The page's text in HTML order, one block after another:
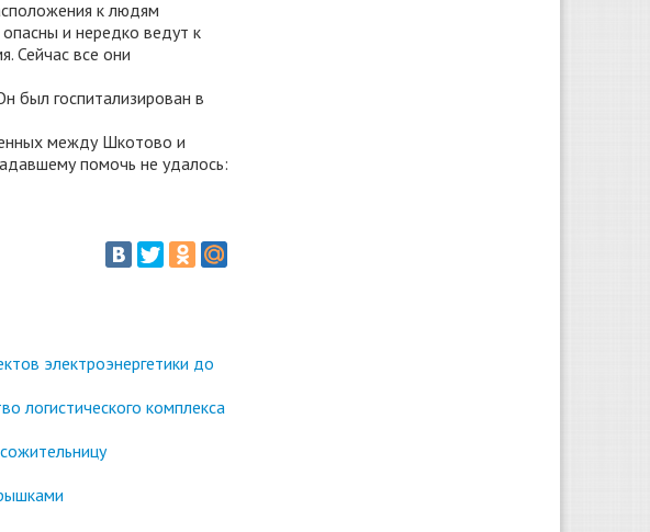
к людям
и нередко ведут к
Сейчас все они
был госпитализирован в
между Шкотово и
помочь не удалось:
электроэнергетики до
логистического комплекса